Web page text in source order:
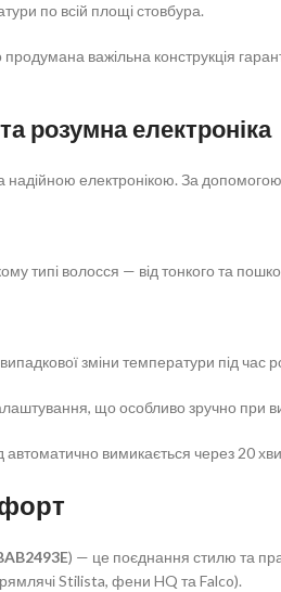
по всій площі стовбура.
важільна конструкція
розумна електроніка
електронікою. За допомогою
типі волосся — від тонкого та
зміни температури під час
що особливо зручно
автоматично вимикається через 20
) — це поєднання стилю та
Stilista, фени HQ та Falco).